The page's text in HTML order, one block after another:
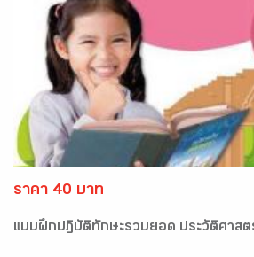
ราคา 40 บาท
แบบฝึกปฏิบัติทักษะรวบยอด ประวัติศาสต